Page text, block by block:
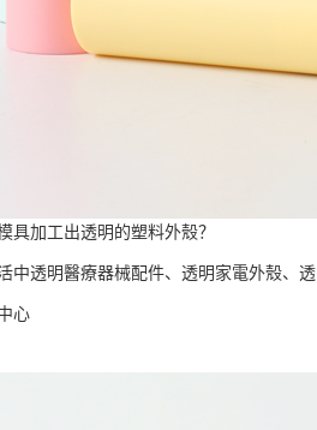
具加工出透明的塑料外殼？
中透明醫療器械配件、透明家電外殼、
心